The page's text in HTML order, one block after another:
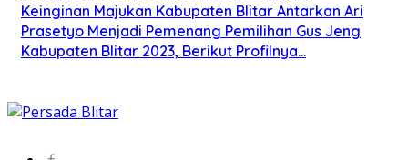
Keinginan Majukan Kabupaten Blitar Antarkan Ari
Prasetyo Menjadi Pemenang Pemilihan Gus Jeng
Kabupaten Blitar 2023, Berikut Profilnya…